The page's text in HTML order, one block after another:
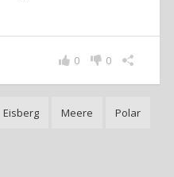
0
0
Eisberg Meere Polar